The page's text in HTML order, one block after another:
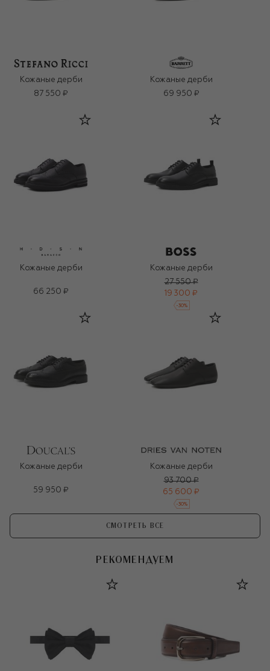
Кожаные дерби
87 550 ₽
Кожаные дерби
69 950 ₽
Кожаные дерби
66 250 ₽
Кожаные дерби
27 550 ₽
19 300 ₽
-30%
Кожаные дерби
59 950 ₽
Кожаные дерби
93 700 ₽
65 600 ₽
-30%
СМОТРЕТЬ ВСЕ
РЕКОМЕНДУЕМ